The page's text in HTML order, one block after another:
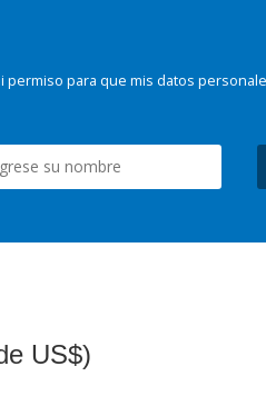
permiso para que mis datos
US$)